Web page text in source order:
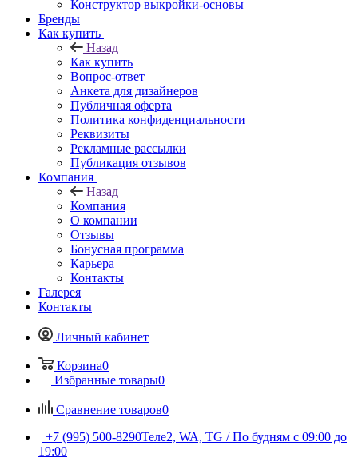
Конструктор выкройки-основы
Бренды
Как купить
Назад
Как купить
Вопрос-ответ
Анкета для дизайнеров
Публичная оферта
Политика конфиденциальности
Реквизиты
Рекламные рассылки
Публикация отзывов
Компания
Назад
Компания
О компании
Отзывы
Бонусная программа
Карьера
Контакты
Галерея
Контакты
Личный кабинет
Корзина0
Избранные товары0
Сравнение товаров0
+7 (995) 500-8290Теле2, WA, TG / По будням c 09:00 до
19:00